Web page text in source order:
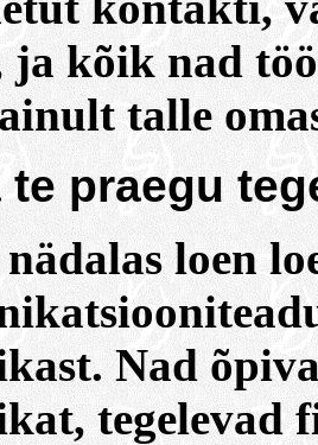
kõik nad
talle
te praegu
loen
Nad
tegelevad